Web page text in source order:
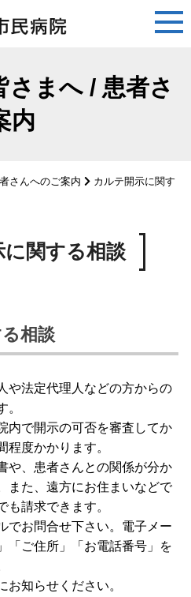
さまへ / 患者さ
内
さんへのご案内
カルテ開示に関す
に関する相談
相談
や法定代理人などの方からの
。
内で開示の可否を審査してか
程度かかります。
や、患者さんとの関係が分か
また、遠方にお住まいなどで
も請求できます。
でお問合せ下さい。電子メー
「ご住所」「お電話番号」を
お知らせください。